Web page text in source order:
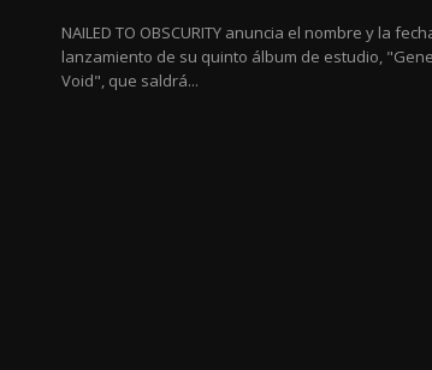
NAILED TO OBSCURITY anuncia el nombre y la
lanzamiento de su quinto álbum de estudio,
Void", que saldrá...